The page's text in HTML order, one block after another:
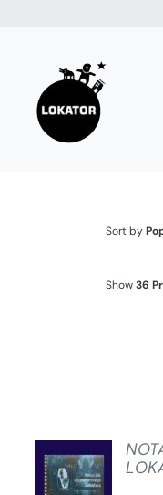
zawartości
Sort by
Show36
SZCZEGÓŁY